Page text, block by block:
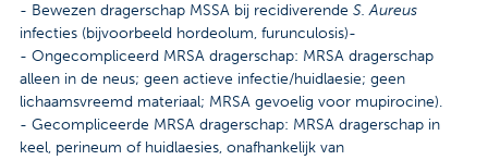
- Bewezen dragerschap MSSA bij recidiverende S. Aureus
infecties (bijvoorbeeld hordeolum, furunculosis)-
- Ongecompliceerd MRSA dragerschap: MRSA dragerschap
alleen in de neus; geen actieve infectie/huidlaesie; geen
lichaamsvreemd materiaal; MRSA gevoelig voor mupirocine).
- Gecompliceerde MRSA dragerschap: MRSA dragerschap in
keel, perineum of huidlaesies, onafhankelijk van